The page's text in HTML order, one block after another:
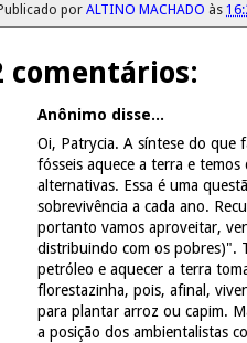
porALTINO MACHADO às
comentários:
Anônimo disse...
Oi, Patrycia. A síntese do que
fósseis aquece a terra e
alternativas. Essa é uma
sobrevivência a cada ano.
portanto vamos aproveitar,
distribuindo com os pobres)".
petróleo e aquecer a terra
florestazinha, pois, afinal,
para plantar arroz ou capim.
a posição dos ambientalistas